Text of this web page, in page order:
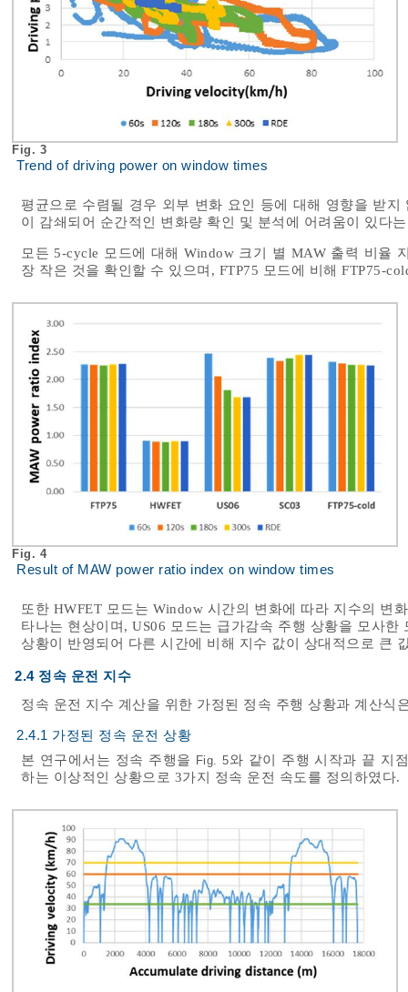
Fig. 3
Trend of driving power on window times
평균으로 수렴될 경우 외부 변화 요인 등에 대해 영향을 받
이 감쇄되어 순간적인 변화량 확인 및 분석에 어려움이 있다
모든 5-cycle 모드에 대해 Window 크기 별 MAW 출력 비율
장 작은 것을 확인할 수 있으며, FTP75 모드에 비해 FTP75-
Fig. 4
Result of MAW power ratio index on window times
또한 HWFET 모드는 Window 시간의 변화에 따라 지수의 변
타나는 현상이며, US06 모드는 급가감속 주행 상황을 모사
상황이 반영되어 다른 시간에 비해 지수 값이 상대적으로 큰
2.4 정속 운전 지수
정속 운전 지수 계산을 위한 가정된 정속 주행 상황과 계산식
2.4.1 가정된 정속 운전 상황
본 연구에서는 정속 주행을 Fig. 5와 같이 주행 시작과 끝 지
하는 이상적인 상황으로 3가지 정속 운전 속도를 정의하였다.